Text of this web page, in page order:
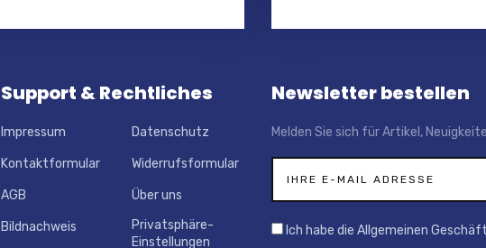
Support & Rechtliches
Impressum Datenschutz
Kontaktformular Widerrufsformular
AGB Über uns
Bildnachweis
Privatsphäre-
Einstellungen
Newsletter bestellen
Melden Sie sich für Artikel,
Ich habe die Allgemeinen